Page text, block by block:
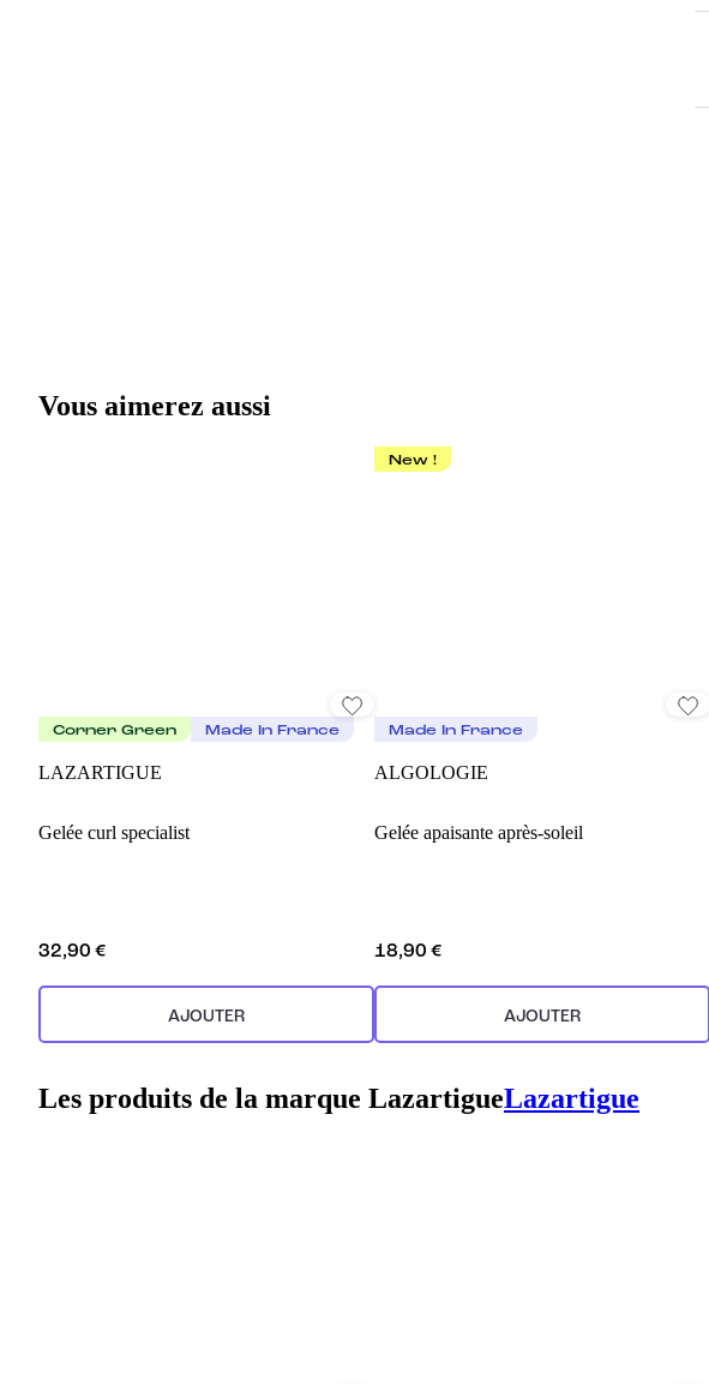
Vous aimerez aussi
Corner Green Made In France
LAZARTIGUE
Gelée curl specialist
32,90 €
AJOUTER
New !
Made In France
ALGOLOGIE
Gelée apaisante après-soleil
18,90 €
AJOUTER
Les produits de la marque LazartigueLazartigue